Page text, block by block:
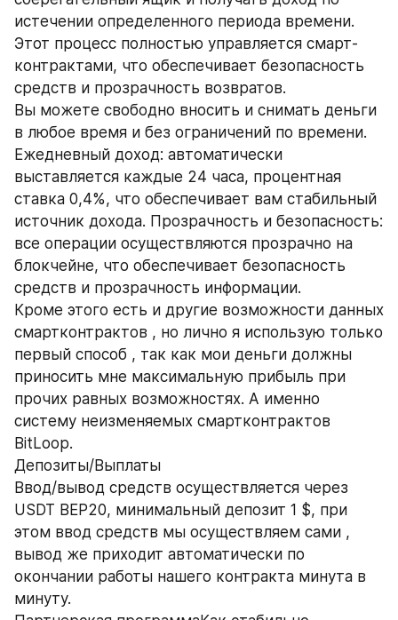
истечении определенного периода времени.
Этот процесс полностью управляется смарт-
контрактами, что обеспечивает безопасность
средств и прозрачность возвратов.
Вы можете свободно вносить и снимать деньги
в любое время и без ограничений по времени.
Ежедневный доход: автоматически
выставляется каждые 24 часа, процентная
ставка 0,4%, что обеспечивает вам стабильный
источник дохода. Прозрачность и безопасность:
все операции осуществляются прозрачно на
блокчейне, что обеспечивает безопасность
средств и прозрачность информации.
Кроме этого есть и другие возможности данных
смартконтрактов , но лично я использую только
первый способ , так как мои деньги должны
приносить мне максимальную прибыль при
прочих равных возможностях. А именно
систему неизменяемых смартконтрактов
BitLoop.
Депозиты/Выплаты
Ввод/вывод средств осуществляется через
USDT BEP20, минимальный депозит 1 $, при
этом ввод средств мы осуществляем сами ,
вывод же приходит автоматически по
окончании работы нашего контракта минута в
минуту.